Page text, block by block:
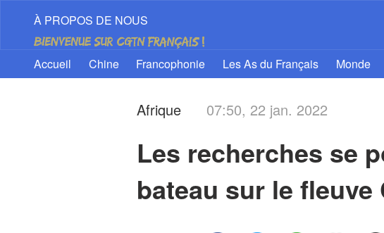
À PROPOS DE NOUS
Accueil Chine Francophonie Les As du Français Monde
Afrique 07:50, 22 jan. 2022
Les recherches se
bateau sur le fleuve